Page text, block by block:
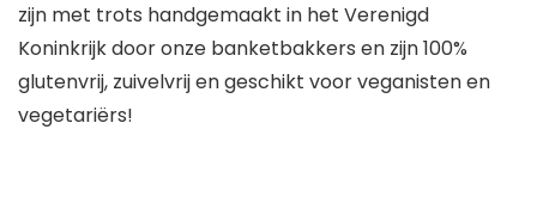
zijn met trots handgemaakt in het Verenigd
Koninkrijk door onze banketbakkers en zijn 100%
glutenvrij, zuivelvrij en geschikt voor veganisten en
vegetariërs!